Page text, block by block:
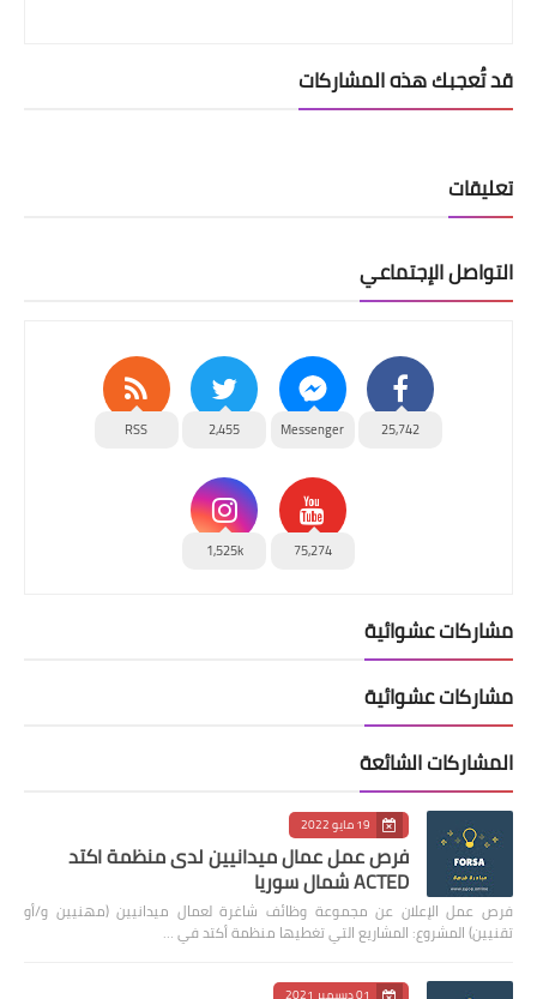
قد تُعجبك هذه المشاركات
تعليقات
التواصل الإجتماعي
25,742
Messenger
2,455
RSS
75,274
1,525k
مشاركات عشوائية
مشاركات عشوائية
المشاركات الشائعة
19 مايو 2022
فرص عمل عمال ميدانيين لدى منظمة اكتد
ACTED شمال سوريا
فرص عمل الإعلان عن مجموعة وظائف شاغرة لعمال ميدانيين (مهنيين و/أو
تقنيين) المشروع: المشاريع التي تغطيها منظمة أكتد في …